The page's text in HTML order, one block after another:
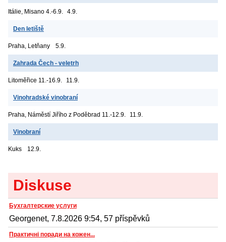
Itálie, Misano 4.-6.9. 4.9.
Den letiště
Praha, Letňany 5.9.
Zahrada Čech - veletrh
Litoměřice 11.-16.9. 11.9.
Vinohradské vinobraní
Praha, Náměstí Jiřího z Poděbrad 11.-12.9. 11.9.
Vinobraní
Kuks 12.9.
Diskuse
Бухгалтерские услуги
Georgenet, 7.8.2026 9:54, 57 příspěvků
Практичні поради на кожен...